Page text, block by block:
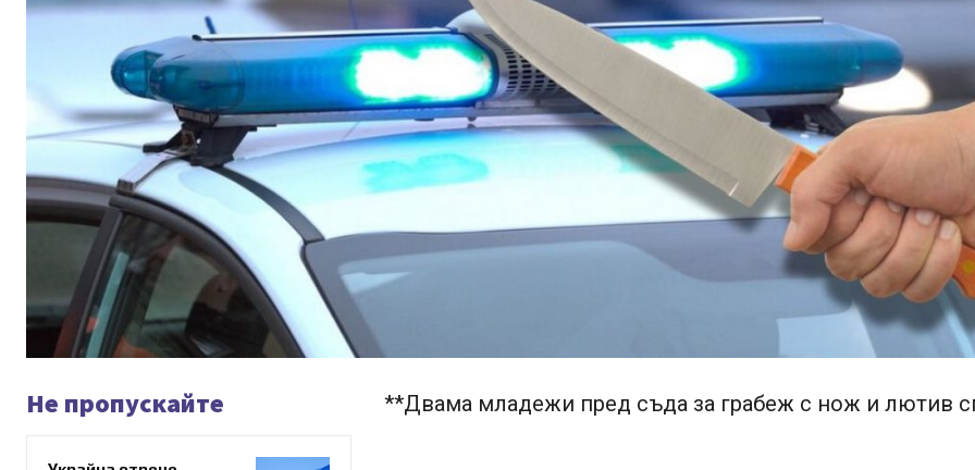
Не пропускайте **Двама младежи пред съда за грабеж с нож и лютив